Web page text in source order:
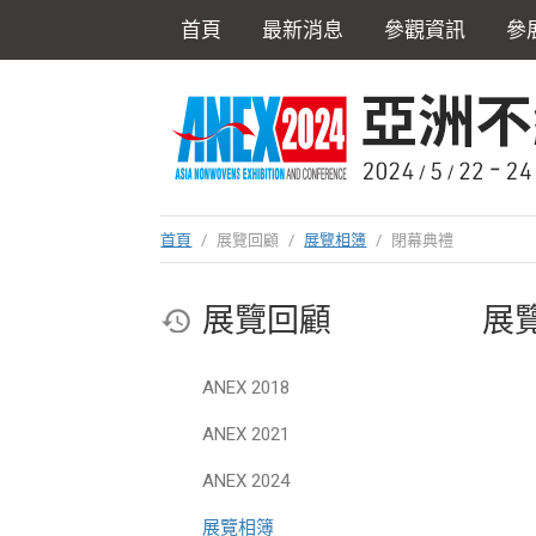
首頁 最新消息 參觀資訊 參
首頁 / 展覽回顧 / 展覽相簿 / 閉幕典禮
展覽回顧
ANEX 2018
ANEX 2021
ANEX 2024
展覽相簿
展